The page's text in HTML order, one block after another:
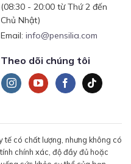
(08:30 - 20:00 từ Thứ 2 đến
Chủ Nhật)
Email: info@pensilia.com
Theo dõi chúng tôi
có chất lượng, nhưng không có
chính xác, độ đầy đủ hoặc